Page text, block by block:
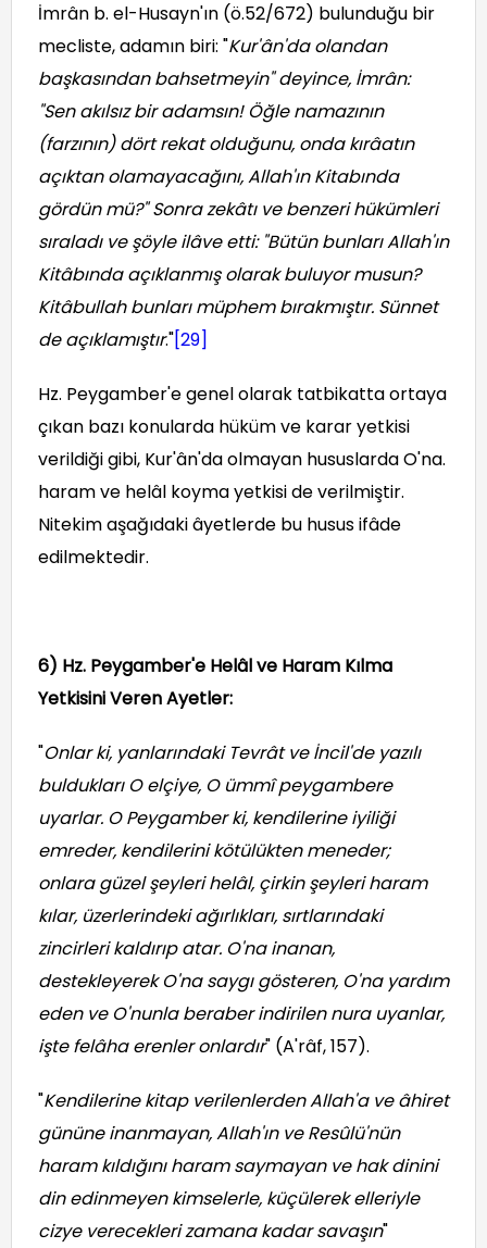
İmrân b. el-Husayn'ın (ö.52/672) bulunduğu bir
mecliste, adamın biri: "Kur'ân'da olandan
başkasından bahsetmeyin" deyince, İmrân:
"Sen akılsız bir adamsın! Öğle namazının
(farzının) dört rekat olduğunu, onda kırâatın
açıktan olamayacağını, Allah'ın Kitabında
gördün mü?" Sonra zekâtı ve benzeri hükümleri
sıraladı ve şöyle ilâve etti: "Bütün bunları Allah'ın
Kitâbında açıklanmış olarak buluyor musun?
Kitâbullah bunları müphem bırakmıştır. Sünnet
de açıklamıştır."[29]
Hz. Peygamber'e genel olarak tatbikatta ortaya
çıkan bazı konularda hüküm ve karar yetkisi
verildiği gibi, Kur'ân'da olmayan hususlarda O'na.
haram ve helâl koyma yetkisi de verilmiştir.
Nitekim aşağıdaki âyetlerde bu husus ifâde
edilmektedir.
6) Hz. Peygamber'e Helâl ve Haram Kılma
Yetkisini Veren Ayetler:
"Onlar ki, yanlarındaki Tevrât ve İncil'de yazılı
buldukları O elçiye, O ümmî peygambere
uyarlar. O Peygamber ki, kendilerine iyiliği
emreder, kendilerini kötülükten meneder;
onlara güzel şeyleri helâl, çirkin şeyleri haram
kılar, üzerlerindeki ağırlıkları, sırtlarındaki
zincirleri kaldırıp atar. O'na inanan,
destekleyerek O'na saygı gösteren, O'na yardım
eden ve O'nunla beraber indirilen nura uyanlar,
işte felâha erenler onlardır" (A'râf, 157).
"Kendilerine kitap verilenlerden Allah'a ve âhiret
gününe inanmayan, Allah'ın ve Resûlü'nün
haram kıldığını haram saymayan ve hak dinini
din edinmeyen kimselerle, küçülerek elleriyle
cizye verecekleri zamana kadar savaşın"